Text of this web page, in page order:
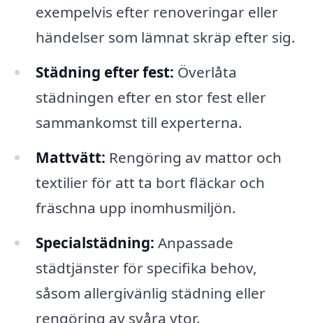
exempelvis efter renoveringar eller
händelser som lämnat skräp efter sig.
Städning efter fest: Överlåta
städningen efter en stor fest eller
sammankomst till experterna.
Mattvätt: Rengöring av mattor och
textilier för att ta bort fläckar och
fräschna upp inomhusmiljön.
Specialstädning: Anpassade
städtjänster för specifika behov,
såsom allergivänlig städning eller
rengöring av svåra ytor.